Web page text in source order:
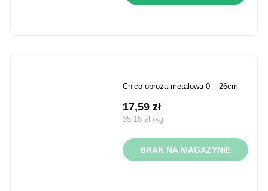
chico obroża metalowa 0 – 26cm
17,59zł
35,18 zł /kg
BRAK NA MAGAZYNIE